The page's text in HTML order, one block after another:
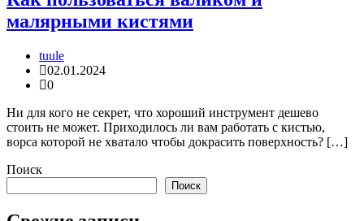
малярными кистями
tuule
02.01.2024
0
Ни для кого не секрет, что хороший инструмент дешево
стоить не может. Приходилось ли вам работать с кистью,
ворса которой не хватало чтобы докрасить поверхность? […]
Поиск
Поиск